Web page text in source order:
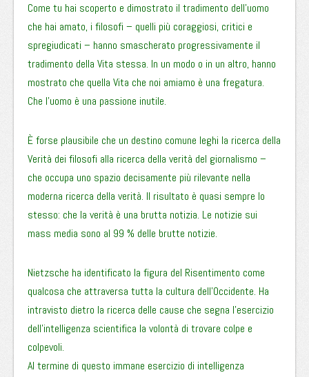
Come tu hai scoperto e dimostrato il tradimento dell’uomo
che hai amato, i filosofi – quelli più coraggiosi, critici e
spregiudicati – hanno smascherato progressivamente il
tradimento della Vita stessa. In un modo o in un altro, hanno
mostrato che quella Vita che noi amiamo è una fregatura.
Che l’uomo è una passione inutile.
È forse plausibile che un destino comune leghi la ricerca della
Verità dei filosofi alla ricerca della verità del giornalismo –
che occupa uno spazio decisamente più rilevante nella
moderna ricerca della verità. Il risultato è quasi sempre lo
stesso: che la verità è una brutta notizia. Le notizie sui
mass media sono al 99 % delle brutte notizie.
Nietzsche ha identificato la figura del Risentimento come
qualcosa che attraversa tutta la cultura dell’Occidente. Ha
intravisto dietro la ricerca delle cause che segna l’esercizio
dell’intelligenza scientifica la volontà di trovare colpe e
colpevoli.
Al termine di questo immane esercizio di intelligenza